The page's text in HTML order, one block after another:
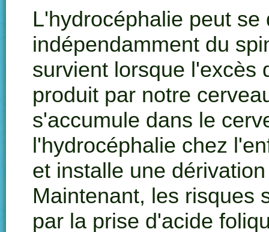
L'hydrocéphalie peut se
indépendamment du
survient lorsque l'excès
produit par notre
s'accumule dans le
l'hydrocéphalie chez
et installe une
Maintenant, les risques
par la prise d'acide